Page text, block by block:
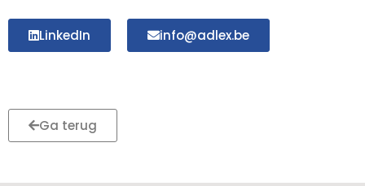
LinkedIn info@adlex.be
Ga terug